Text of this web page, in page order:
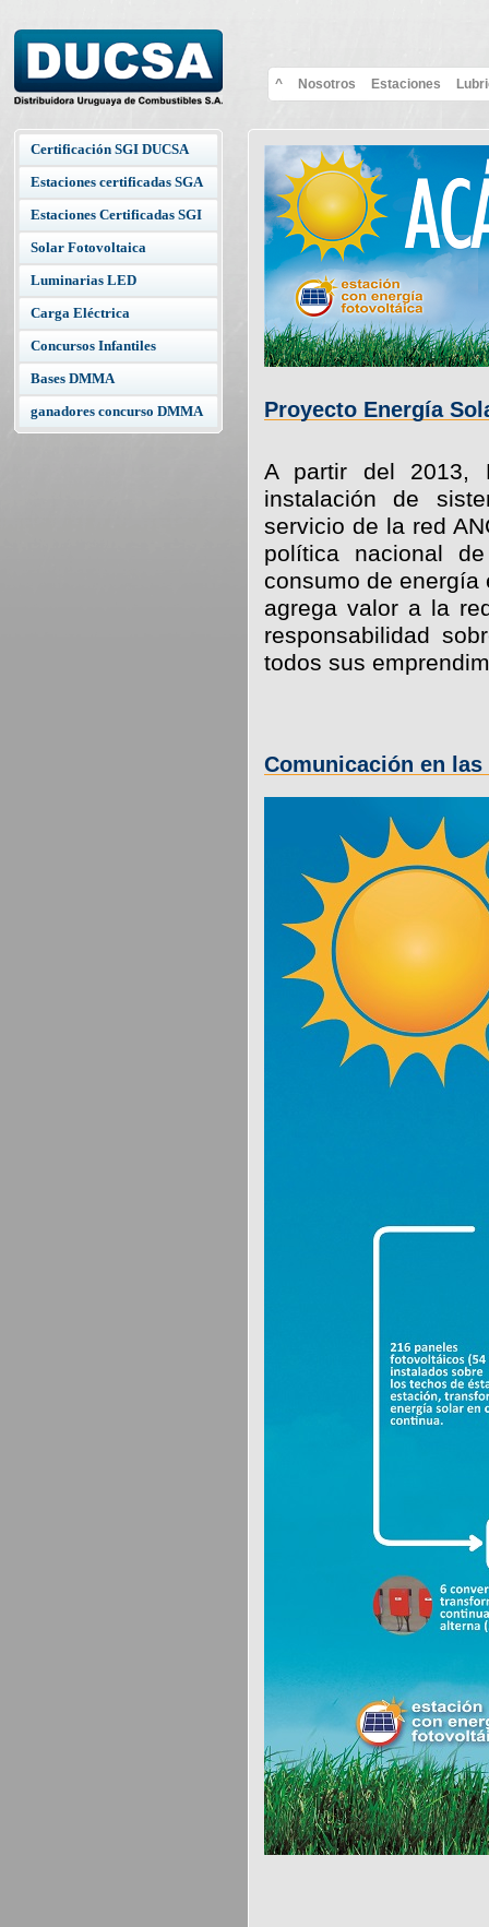
^ Nosotros Estaciones
Proyecto Energía
A partir del 2013,
instalación de
servicio de la red
política nacional
consumo de
agrega valor a la
responsabilidad
todos sus
Comunicación en las
Certificación SGI DUCSA
Estaciones certificadas SGA
Estaciones Certificadas SGI
Solar Fotovoltaica
Luminarias LED
Carga Eléctrica
Concursos Infantiles
Bases DMMA
ganadores concurso DMMA